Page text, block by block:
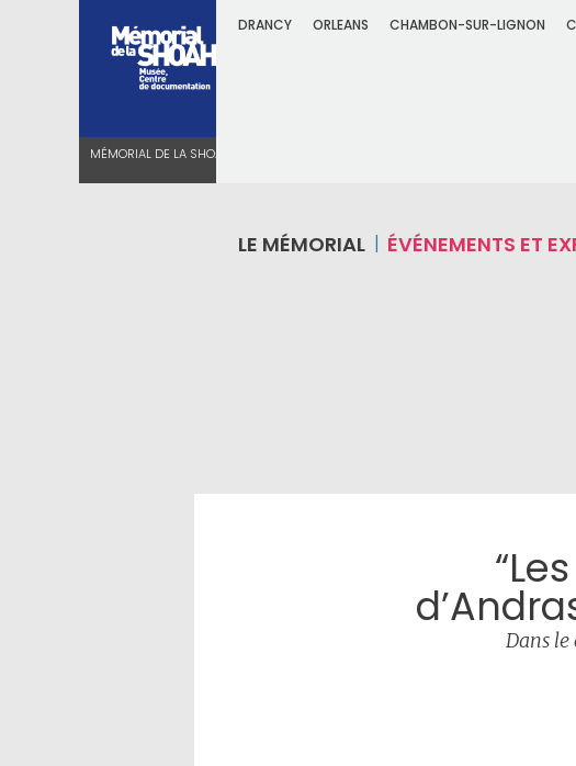
DRANCY ORLEANS CHAMBON-SUR-LIGNON
LE MÉMORIAL ÉVÉNEMENTS ET
MÉMORIAL DE LA SHOAH
Dans